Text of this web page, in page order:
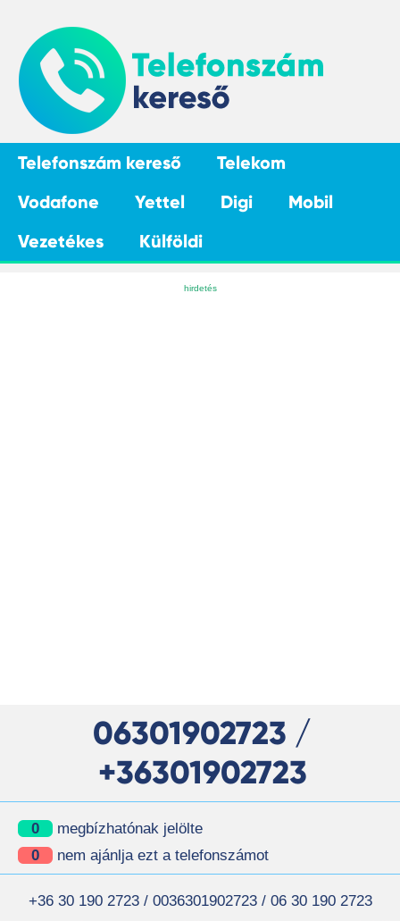
Telefonszám kereső
Telekom
Vodafone
Yettel Digi
Mobil
Vezetékes
Külföldi
06301902723 /
+36301902723
0
megbízhatónak jelölte
0
nem ajánlja ezt a telefonszámot
+36 30 190 2723 / 0036301902723 / 06 30 190 2723